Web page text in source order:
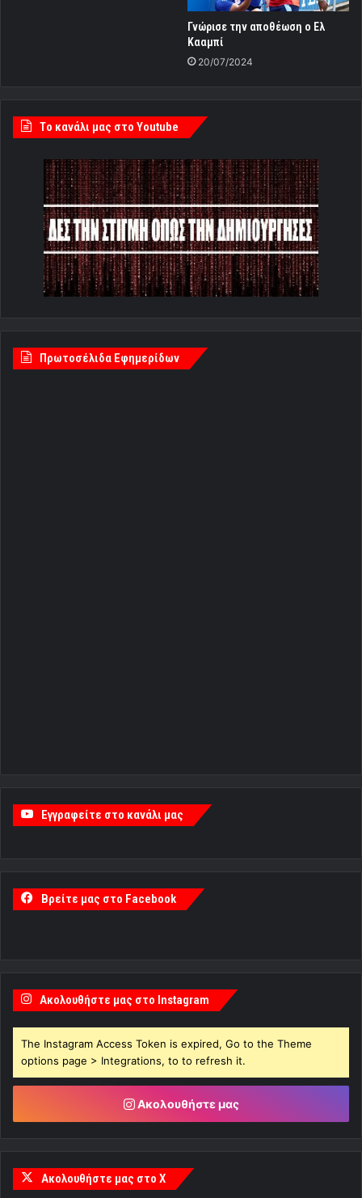
Γνώρισε την αποθέωση ο Ελ
Κααμπί
20/07/2024
Tο κανάλι μας στο Youtube
Πρωτοσέλιδα Εφημερίδων
Εγγραφείτε στο κανάλι μας
Βρείτε μας στο Facebook
Ακολουθήστε μας στο Instagram
The Instagram Access Token is expired, Go to the Theme
options page > Integrations, to to refresh it.
Ακολουθήστε μας
Ακολουθήστε μας στο X